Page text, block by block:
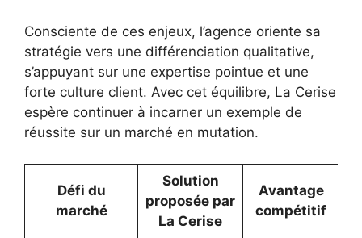
Consciente de ces enjeux, l’agence oriente sa
stratégie vers une différenciation qualitative,
s’appuyant sur une expertise pointue et une
forte culture client. Avec cet équilibre, La Cerise
espère continuer à incarner un exemple de
réussite sur un marché en mutation.
Défi du
marché
Solution
proposée par
La Cerise
Avantage
compétitif